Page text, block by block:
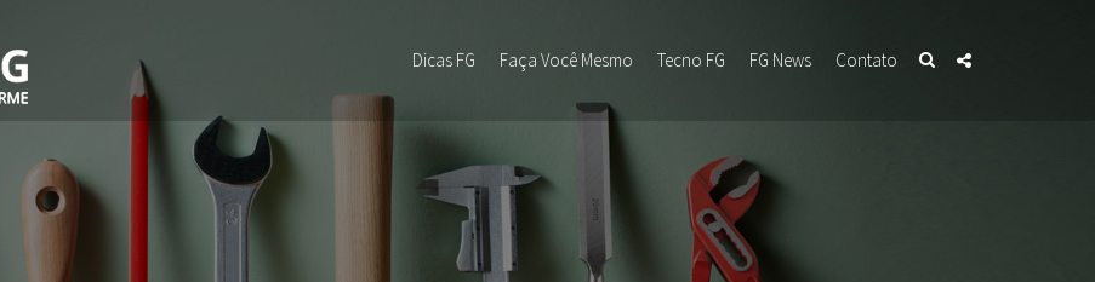
Dicas FG Faça Você Mesmo Tecno FG FG News Contato